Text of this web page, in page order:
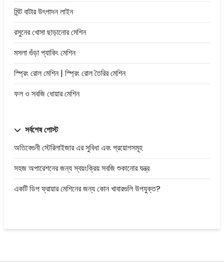
মিন্ট বাটার উৎপাদন লাইন
রসুনের খোসা ছাড়ানোর মেশিন
মসলা গুঁড়া প্যাকিং মেশিন
স্প্রিং রোল মেশিন | স্প্রিং রোল তৈরির মেশিন
ফল ও সবজি ধোয়ার মেশিন
সর্বশেষ পোস্ট
অতিবেগুনী স্টেরিলাইজার এর সুবিধা এবং প্রয়োগসমূহ
সহজ অপারেশনের জন্য স্বয়ংক্রিয় সবজি শুকানোর যন্ত্র
একটি ডিপ ফ্রায়ার মেশিনের জন্য কোন খাবারগুলি উপযুক্ত?